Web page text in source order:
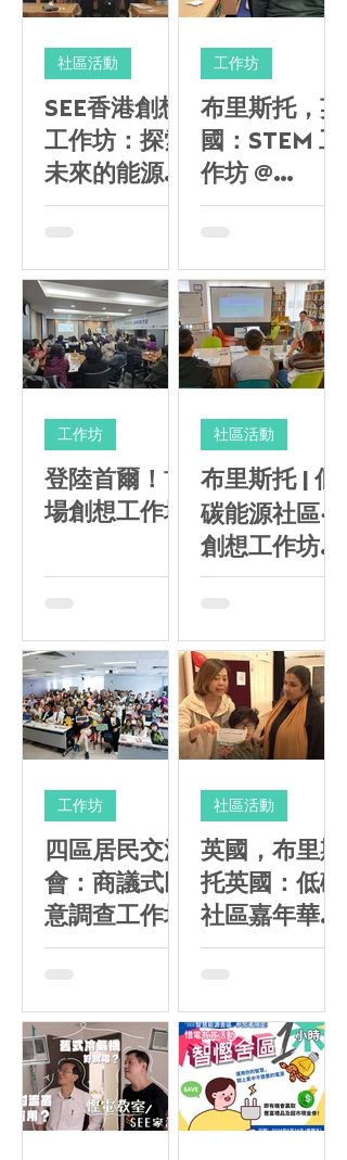
SEE香港創想
工作坊：探索
未來的能源社
區日期：地
繡花園
社區活動
布里斯托，英
國：STEM 工
作坊 @
Evergreen
Academy
工作坊
登陸首爾！首
場創想工作坊
工作坊
布里斯托 | 低
碳能源社區‧
創想工作坊@
Easton and
社區活動
四區居民交流
會：商議式民
意調查工作坊
工作坊
英國，布里斯
托英國：低碳
社區嘉年華@
伊斯頓社區
社區活動